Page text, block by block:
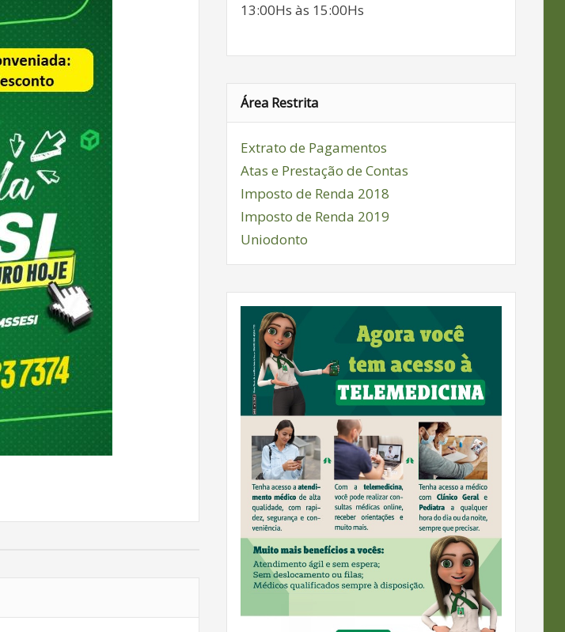
13:00Hs às 15:00Hs
Área Restrita
Extrato de Pagamentos
Atas e Prestação de Contas
Imposto de Renda 2018
Imposto de Renda 2019
Uniodonto